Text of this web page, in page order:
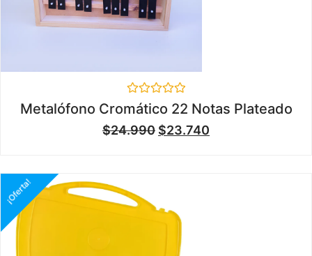
Valorado
en
0
de
Metalófono Cromático 22 Notas Plateado
$24.990 $23.740
¡Oferta!